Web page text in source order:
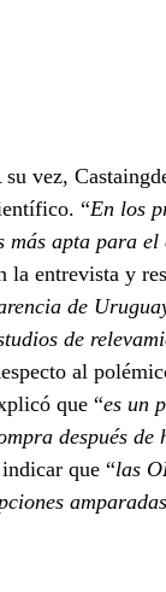
su vez,
“En los
más apta para
la entrevista y
de
de
al
que “es un
después
que “las